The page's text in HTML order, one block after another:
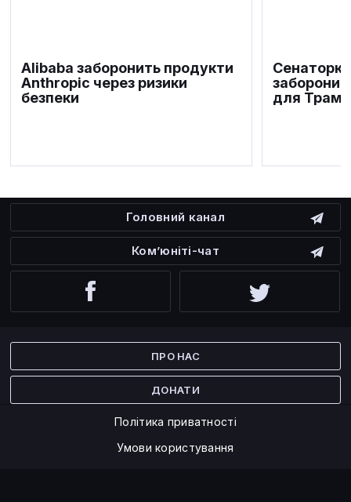
Alibaba заборонить продукти
Anthropic через ризики
безпеки
для
Головний канал
Ком’юніті-чат
ПРО НАС
ДОНАТИ
Політика приватності
Умови користування